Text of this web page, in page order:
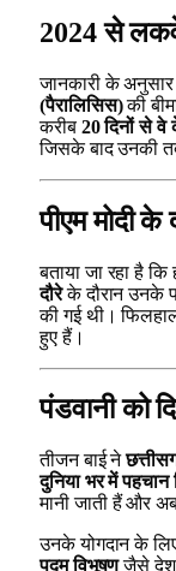
2024 से लकवे
जानकारी के अनुसार
(पैरालिसिस)की
करीब 20 दिनों से
जिसके बाद उनकी
पीएम मोदी के
बताया जा रहा है
दौरेके दौरान उनके
की गई थी।
हुए हैं।
पंडवानी को
तीजन बाई ने
दुनिया भर में पहचान
मानी जाती हैं और
उनके योगदान के
पद्म विभूषणजैसे देश